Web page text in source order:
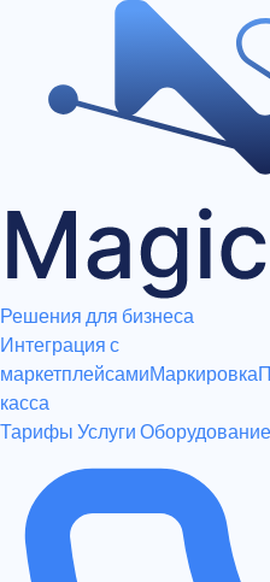
Решения для бизнеса
Интеграция с
маркетплейсамиМаркировка
касса
Тарифы Услуги Оборудование